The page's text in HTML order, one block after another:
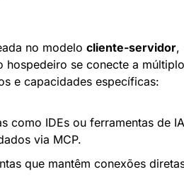
no modelo cliente-servidor,
se conecte a
e capacidades específicas:
como IDEs ou ferramentas de IA
via MCP.
que mantêm conexões